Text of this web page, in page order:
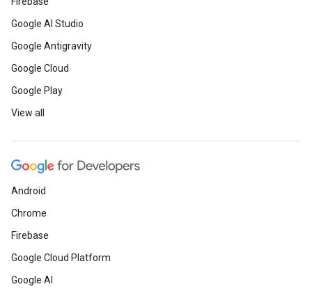
Google AI Studio
Google Antigravity
Google Cloud
Google Play
View all
Android
Chrome
Firebase
Google Cloud Platform
Google AI